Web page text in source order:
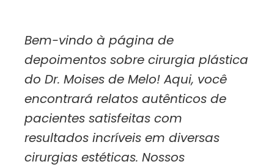
Bem-vindo à página de
depoimentos sobre cirurgia plástica
do Dr. Moises de Melo! Aqui, você
encontrará relatos autênticos de
pacientes satisfeitas com
resultados incríveis em diversas
cirurgias estéticas. Nossos